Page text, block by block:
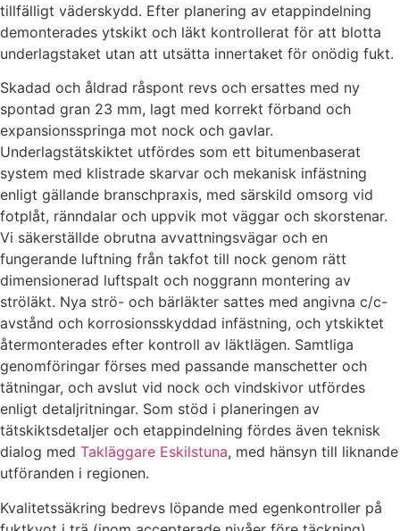
tillfälligt väderskydd. Efter planering av etappindelning
demonterades ytskikt och läkt kontrollerat för att blotta
underlagstaket utan att utsätta innertaket för onödig fukt.
Skadad och åldrad råspont revs och ersattes med ny
spontad gran 23 mm, lagt med korrekt förband och
expansionsspringa mot nock och gavlar.
Underlagstätskiktet utfördes som ett bitumenbaserat
system med klistrade skarvar och mekanisk infästning
enligt gällande branschpraxis, med särskild omsorg vid
fotplåt, ränndalar och uppvik mot väggar och skorstenar.
Vi säkerställde obrutna avvattningsvägar och en
fungerande luftning från takfot till nock genom rätt
dimensionerad luftspalt och noggrann montering av
ströläkt. Nya strö- och bärläkter sattes med angivna c/c-
avstånd och korrosionsskyddad infästning, och ytskiktet
återmonterades efter kontroll av läktlägen. Samtliga
genomföringar förses med passande manschetter och
tätningar, och avslut vid nock och vindskivor utfördes
enligt detaljritningar. Som stöd i planeringen av
tätskiktsdetaljer och etappindelning fördes även teknisk
dialog med Takläggare Eskilstuna, med hänsyn till liknande
utföranden i regionen.
Kvalitetssäkring bedrevs löpande med egenkontroller på